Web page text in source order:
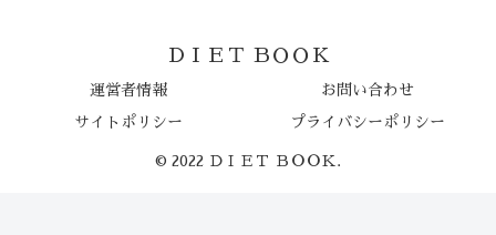
ＤＩＥＴ ＢＯＯＫ
運営者情報 お問い合わせ
サイトポリシー プライバシーポリシー
© 2022 ＤＩＥＴ ＢＯＯＫ.